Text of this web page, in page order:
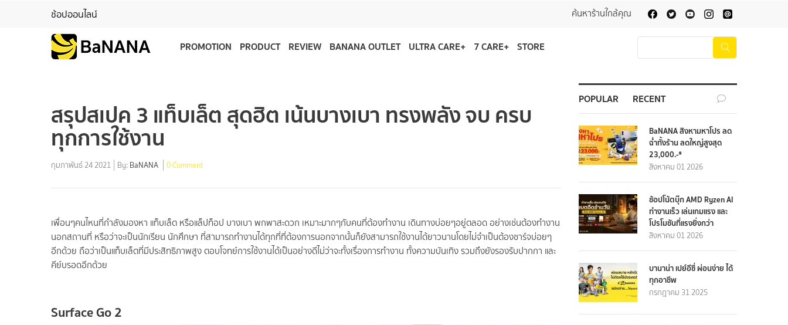
ช้อปออนไลน์ ค้นหาร้านใกล้คุณ
PROMOTION PRODUCT REVIEW BANANA OUTLET ULTRA CARE+ 7 CARE+ STORE
สรุปสเปค 3 แท็บเล็ต สุดฮิต เน้นบางเบา ทรงพลัง จบ ครบ
ทุกการใช้งาน
กุมภาพันธ์ 24 2021 By: BaNANA 0 Comment
เพื่อนๆคนไหนที่กำลังมองหา แท็บเล็ต หรือแล็ปท็อป บางเบา พกพาสะดวก เหมาะมากๆกับคนที่ต้องทำงาน เดินทางบ่อยๆอยู่ตลอด อย่างเช่นต้องทำงาน
นอกสถานที่ หรือว่าจะเป็นนักเรียน นักศึกษา ที่สามารถทำงานได้ทุกที่ที่ต้องการนอกจากนั้นก็ยังสามารถใช้งานได้ยาวนานโดยไม่จำเป็นต้องชาร์จบ่อยๆ
อีกด้วย ถือว่าเป็นแท็บเล็ตที่มีประสิทธิภาพสูง ตอบโจทย์การใช้งานได้เป็นอย่างดีไม่ว่าจะทั้งเรื่องการทำงาน ทั้งความบันเทิง รวมถึงยังรองรับปากกา และ
คีย์บรอดอีกด้วย
Surface Go 2
POPULAR RECENT
BaNANA สิงหามหาโปร ลด
ฉ่ำทั้งร้าน ลดใหญ่สูงสุด
23,000.-*
สิงหาคม 01 2026
ช้อปโน้ตบุ๊ก AMD Ryzen AI
ทำงานเร็ว เล่นเกมแรง และ
โปรโมชันที่แรงยิ่งกว่า
สิงหาคม 01 2026
บานาน่า เปย์อีซี่ ผ่อนง่าย ได้
ทุกอาชีพ
กรกฎาคม 31 2025